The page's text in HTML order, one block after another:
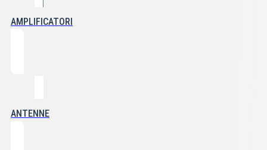
AMPLIFICATORI
ANTENNE